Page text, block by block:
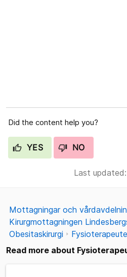
Did the content help you?
YES NO
Last
Mottagningar och
Kirurgmottagningen
Obesitaskirurgi
Read more about